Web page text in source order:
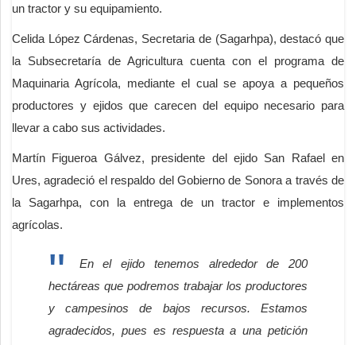
un tractor y su equipamiento.
Celida López Cárdenas, Secretaria de (Sagarhpa), destacó que
la Subsecretaría de Agricultura cuenta con el programa de
Maquinaria Agrícola, mediante el cual se apoya a pequeños
productores y ejidos que carecen del equipo necesario para
llevar a cabo sus actividades.
Martín Figueroa Gálvez, presidente del ejido San Rafael en
Ures, agradeció el respaldo del Gobierno de Sonora a través de
la Sagarhpa, con la entrega de un tractor e implementos
agrícolas.
En el ejido tenemos alrededor de 200
hectáreas que podremos trabajar los productores
y campesinos de bajos recursos. Estamos
agradecidos, pues es respuesta a una petición